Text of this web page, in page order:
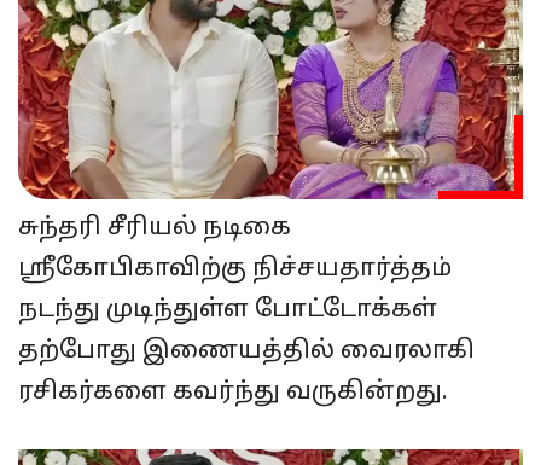
சுந்தரி சீரியல் நடிகை
ஸ்ரீகோபிகாவிற்கு நிச்சயதார்த்தம்
நடந்து முடிந்துள்ள போட்டோக்கள்
தற்போது இணையத்தில் வைரலாகி
ரசிகர்களை கவர்ந்து வருகின்றது.